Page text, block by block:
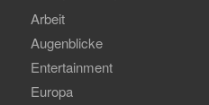
Arbeit
Augenblicke
Entertainment
Europa